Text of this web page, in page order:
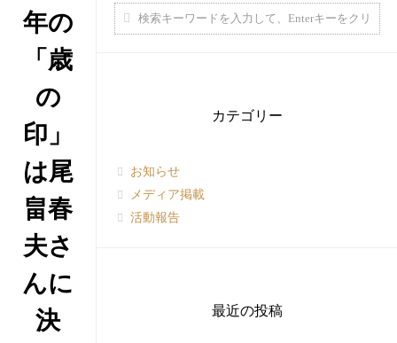
年の
「歳
の
印」
は尾
畠春
夫さ
んに
決
カテゴリー
お知らせ
メディア掲載
活動報告
最近の投稿